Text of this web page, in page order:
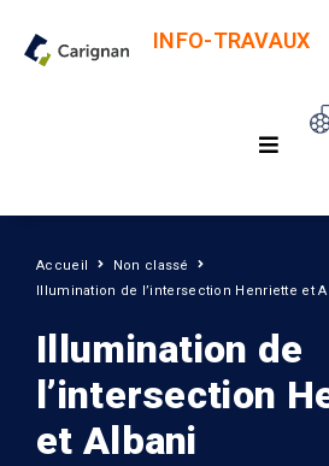
INFO-TRAVAUX
Accueil
Non classé
Illumination de l’intersection Henriette et
Illumination de
l’intersection
et Albani